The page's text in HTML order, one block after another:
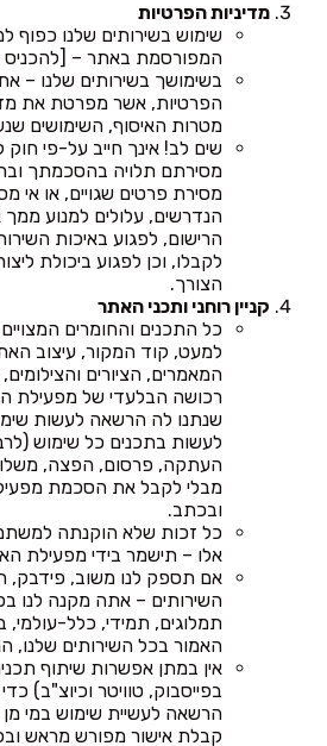
מדיניות הפרטיות
שימוש בשירותים שלנו כפוף
המפורסמת באתר – [להכניס
בשימושך בשירותים שלנו –
הפרטיות, אשר מפרטת את
מטרות האיסוף, השימושים
שים לב! אינך חייב על-פי
מסירתם תלויה בהסכמתך
מסירת פרטים שגויים, או אי
הנדרשים, עלולים למנוע
הרישום, לפגוע באיכות
לקבלו, וכן לפגוע ביכולת
הצורך.
קניין רוחני ותכני האתר
כל התכנים והחומרים
למעט, קוד המקור, עיצוב
המאמרים, הציורים
רכושה הבלעדי של מפעילת
שנתנו לה הרשאה לעשות
לעשות בתכנים כל שימוש
העתקה, פרסום, הפצה,
מבלי לקבל את הסכמת
ובכתב.
כל זכות שלא הוקנתה
אלו – תישמר בידי מפעילת
אם תספק לנו משוב, פידבק,
השירותים – אתה מקנה לנו
תמלוגים, תמידי, כלל-
האמור בכל השירותים שלנו,
אין במתן אפשרות שיתוף
בפייסבוק, טוויטר וכיוצ"ב)
הרשאה לעשיית שימוש במי מן
קבלת אישור מפורש מראש